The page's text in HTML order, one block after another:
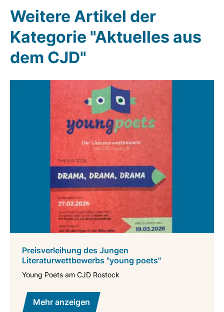
Weitere Artikel der
Kategorie "Aktuelles aus
dem CJD"
Preisverleihung des Jungen
Literaturwettbewerbs "young poets"
Young Poets am CJD Rostock
Mehr anzeigen